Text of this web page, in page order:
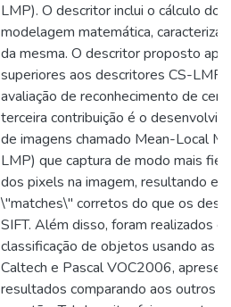
LMP). O descritor inclui o cálculo do
modelagem matemática,
da mesma. O descritor proposto
superiores aos descritores CS-LMP,
avaliação de reconhecimento de
terceira contribuição é o
de imagens chamado Mean-Local
LMP) que captura de modo mais
dos pixels na imagem, resultando
\"matches\" corretos do que os
SIFT. Além disso, foram realizados
classificação de objetos usando as
Caltech e Pascal VOC2006,
resultados comparando aos outros